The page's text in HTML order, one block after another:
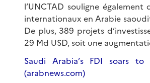
l’UNCTAD souligne
internationaux en Arabie
De plus, 389 projets
29 Md USD, soit une
Saudi Arabia’s FDI soars
(arabnews.com)